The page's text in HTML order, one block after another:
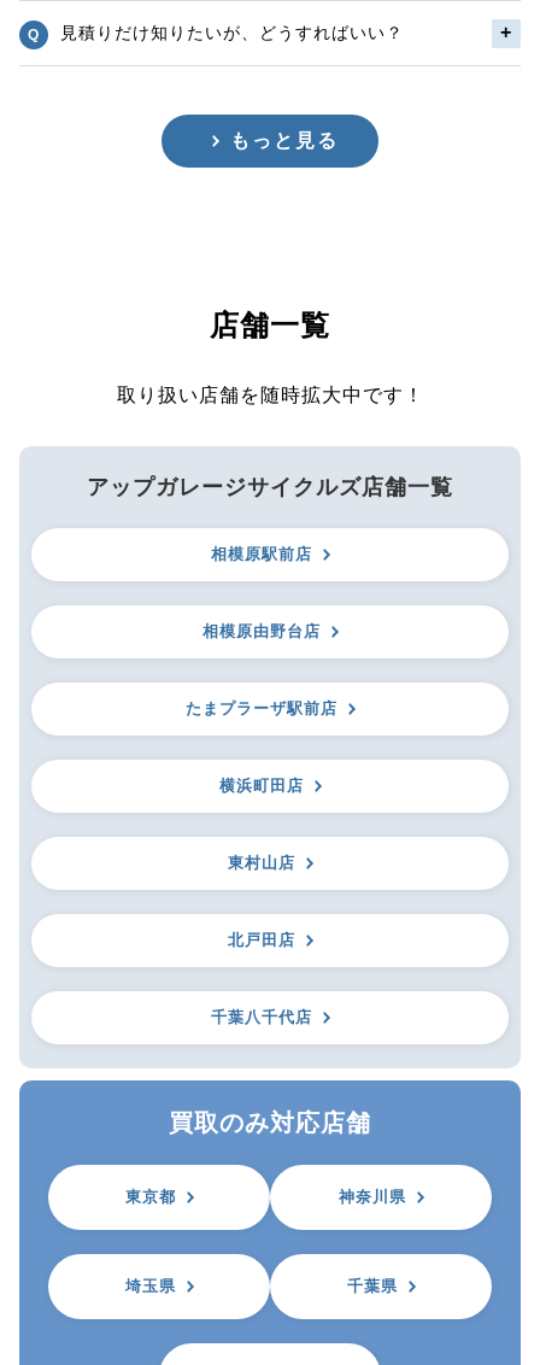
見積りだけ知りたいが、どうすればいい？
もっと見る
店舗一覧
取り扱い店舗を随時拡大中です！
アップガレージサイクルズ店舗一覧
相模原駅前店
相模原由野台店
たまプラーザ駅前店
横浜町田店
東村山店
北戸田店
千葉八千代店
買取のみ対応店舗
東京都 神奈川県
埼玉県 千葉県